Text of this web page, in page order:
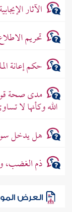
الآثار
تحريم
حكم إعانة
مدى صحة
الله وكأنها لا
هل يدخل
ذم الغضب،
العرض